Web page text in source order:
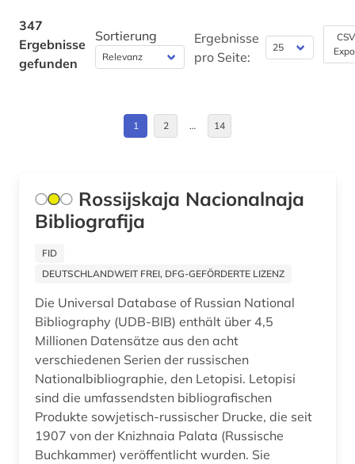
briefsammlung (1)
buchdruck (1)
buchwissenschaft (1)
canada (1)
cd-rom (1)
chemie (7)
chile (1)
christentum (1)
Finnland (1)
Irland (6)
Korea (1)
Lettland (3)
Liechtenstein (2)
Litauen (1)
347
Ergebnisse
gefunden
Sortierung
Ergebnisse
pro Seite:
1 2 … 14
Rossijskaja Nacionalnaja
Bibliografija
FID
DEUTSCHLANDWEIT FREI, DFG-GEFÖRDERTE LIZENZ
Die Universal Database of Russian National
Bibliography (UDB-BIB) enthält über 4,5
Millionen Datensätze aus den acht
verschiedenen Serien der russischen
Nationalbibliographie, den Letopisi. Letopisi
sind die umfassendsten bibliografischen
Produkte sowjetisch-russischer Drucke, die seit
1907 von der Knizhnaia Palata (Russische
Buchkammer) veröffentlicht wurden. Sie